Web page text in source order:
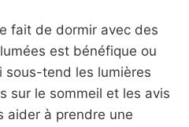
fait de dormir avec des
est bénéfique ou
sous-tend les lumières
sur le sommeil et les avis
aider à prendre une